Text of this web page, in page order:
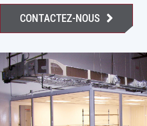
CONTACTEZ-NOUS